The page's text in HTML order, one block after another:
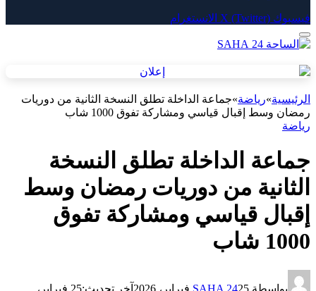
فيسبوك X (Twitter) الانستغرام
الرئيسية»رياضة»جماعة الداخلة تطلق النسخة الثانية من دوريات
رمضان وسط إقبال قياسي ومشاركة تفوق 1000 شاب
رياضة
جماعة الداخلة تطلق النسخة
الثانية من دوريات رمضان وسط
إقبال قياسي ومشاركة تفوق
1000 شاب
بواسطة SAHA 2425 فبراير، 2026 آخر تحديث:
25 فبراير،